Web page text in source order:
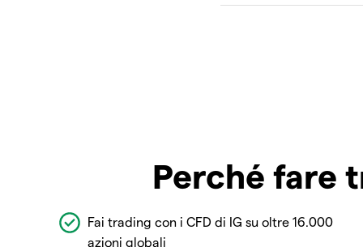
Perché fare
Fai trading con i CFD di IG su oltre 16.000
azioni globali